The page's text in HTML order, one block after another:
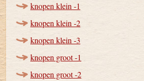
knopen klein -1
knopen klein -2
knopen klein -3
knopen groot -1
knopen groot -2